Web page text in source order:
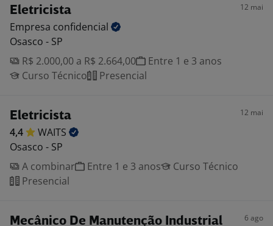
Eletricista 12 mai
Empresa confidencial
Osasco - SP
R$ 2.000,00 a R$ 2.664,00
Entre 1 e 3 anos
Curso Técnico
Presencial
Eletricista 12 mai
4,4
WAITS
Osasco - SP
A combinar
Entre 1 e 3 anos
Curso Técnico
Presencial
Mecânico De Manutenção Industrial 6 ago